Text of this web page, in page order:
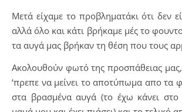
Μετά είχαμε το προβληματάκι ότι δεν
αλλά όλο και κάτι βρήκαμε μές το
τα αυγά μας βρήκαν τη θέση που τους
Ακολουθούν φωτό της προσπάθειας
‘πρεπε να μείνει το αποτύπωμα απο τα
στα βρασμένα αυγά (το έχω κάνει